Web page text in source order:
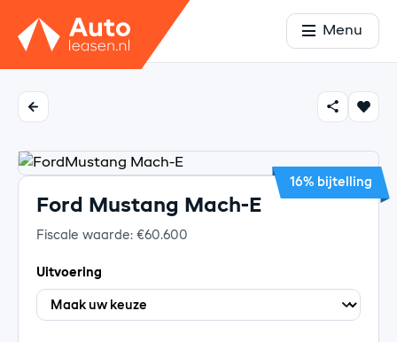
Menu
16% bijtelling
Ford Mustang Mach-E
Fiscale waarde: €60.600
Uitvoering